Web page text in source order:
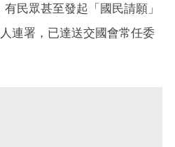
民眾甚至發起「國民請願」
連署，已達送交國會常任委